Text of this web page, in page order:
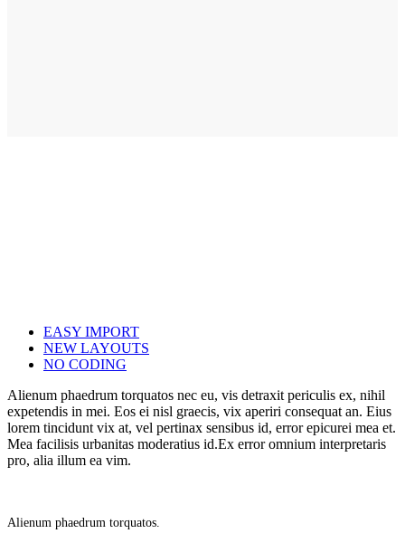
EASY IMPORT
NEW LAYOUTS
NO CODING
Alienum phaedrum torquatos nec eu, vis detraxit periculis ex, nihil
expetendis in mei. Eos ei nisl graecis, vix aperiri consequat an. Eius
lorem tincidunt vix at, vel pertinax sensibus id, error epicurei mea et.
Mea facilisis urbanitas moderatius id.Ex error omnium interpretaris
pro, alia illum ea vim.
Alienum phaedrum torquatos.